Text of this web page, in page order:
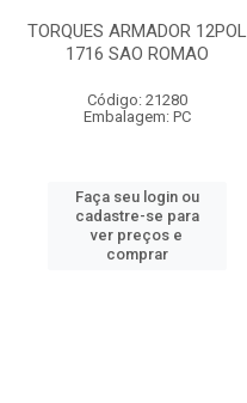
TORQUES ARMADOR 12POL
1716 SAO ROMAO
Código: 21280
Embalagem: PC
Faça seu login ou
cadastre-se para
ver preços e
comprar